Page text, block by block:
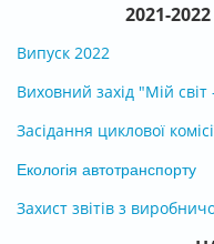
2021-
Випуск 2022
Виховний захід "Мій
Засідання циклової
Екологія автотранспорту
Захист звітів з